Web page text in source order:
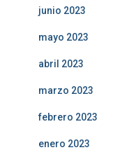
junio 2023
mayo 2023
abril 2023
marzo 2023
febrero 2023
enero 2023